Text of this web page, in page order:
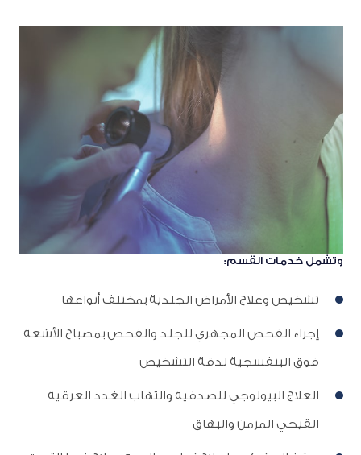
وتشمل خدمات القسم:
تشخيص وعلاج الأمراض الجلدية بمختلف أنواعها
إجراء الفحص المجهري للجلد والفحص بمصباح الأشعة
فوق البنفسجية لدقة التشخيص
العلاج البيولوجي للصدفية والتهاب الغدد العرقية
القيحي المزمن والبهاق